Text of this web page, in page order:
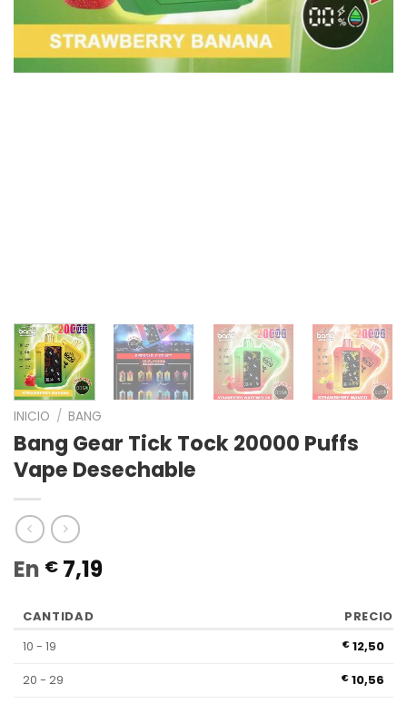
INICIO / BANG
Bang Gear Tick Tock 20000 Puffs
Vape Desechable
En € 7,19
CANTIDAD
PRECIO
10 - 19
€ 12,50
20 - 29
€ 10,56